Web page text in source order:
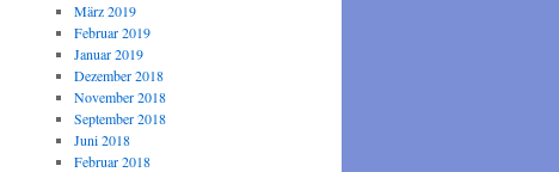
März 2019
Februar 2019
Januar 2019
Dezember 2018
November 2018
September 2018
Juni 2018
Februar 2018